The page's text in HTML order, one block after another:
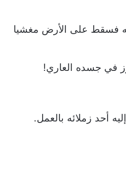
فسقط على الأرض مغشيا
في جسده العاري!
أحد زملائه بالعمل.